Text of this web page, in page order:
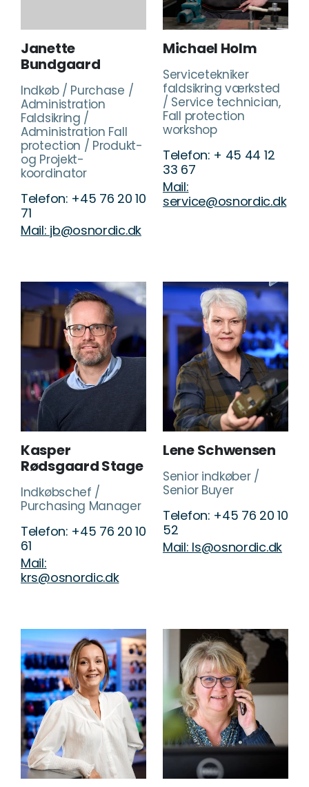
Janette
Bundgaard
Indkøb / Purchase /
Administration
Faldsikring /
Administration Fall
protection / Produkt-
og Projekt-
koordinator
Telefon: +45 76 20 10
71
Mail: jb@osnordic.dk
Michael Holm
Servicetekniker
faldsikring værksted
/ Service technician,
Fall protection
workshop
Telefon: + 45 44 12
33 67
Mail:
service@osnordic.dk
Kasper
Rødsgaard Stage
Indkøbschef /
Purchasing Manager
Telefon: +45 76 20 10
61
Mail:
krs@osnordic.dk
Lene Schwensen
Senior indkøber /
Senior Buyer
Telefon: +45 76 20 10
52
Mail: ls@osnordic.dk